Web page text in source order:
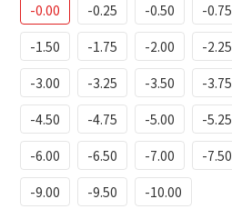
-0.00 -0.25 -0.50 -0.75
-1.50
-1.75 -2.00 -2.25
-3.00
-3.25 -3.50 -3.75
-4.50
-4.75 -5.00 -5.25
-6.00
-6.50 -7.00 -7.50
-9.00
-9.50 -10.00